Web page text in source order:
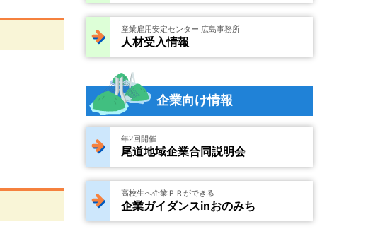
産業雇用安定センター 広島事務所
人材受入情報
企業向け情報
年2回開催
尾道地域企業合同説明会
高校生へ企業ＰＲができる
企業ガイダンスinおのみち